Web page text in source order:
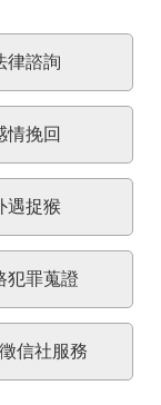
律諮詢
情挽回
遇捉猴
犯罪蒐證
信社服務